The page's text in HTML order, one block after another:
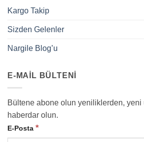
Kargo Takip
Sizden Gelenler
Nargile Blog’u
E-MAIL BÜLTENI
Bültene abone olun yeniliklerden,
haberdar olun.
E-Posta *